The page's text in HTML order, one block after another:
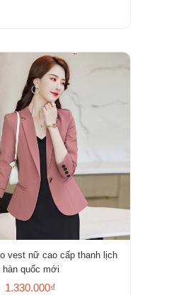
vest nữ cao cấp thanh lịch
hàn quốc mới
1.330.000₫